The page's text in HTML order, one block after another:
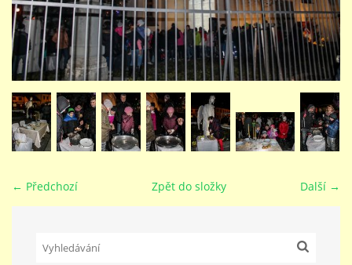
STUDIJNÍ OBORY
GALERIE
VIDEA - FILMOVÁ TVORBA
DOKUMENTY / KE STAŽENÍ
KURZY
← Předchozí Další →
Zpět do složky